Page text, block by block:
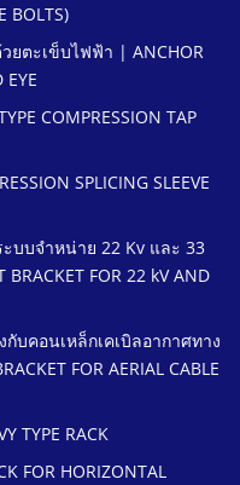
BOLTS)
ยตะเข็บไฟฟ้า | ANCHOR
EYE
COMPRESSION TAP
SPLICING SLEEVE
บบจําหน่าย 22 Kv และ 33
BRACKET FOR 22 kV AND
บคอนเหล็กเคเบิลอากาศทาง
FOR AERIAL CABLE
TYPE RACK
FOR HORIZONTAL